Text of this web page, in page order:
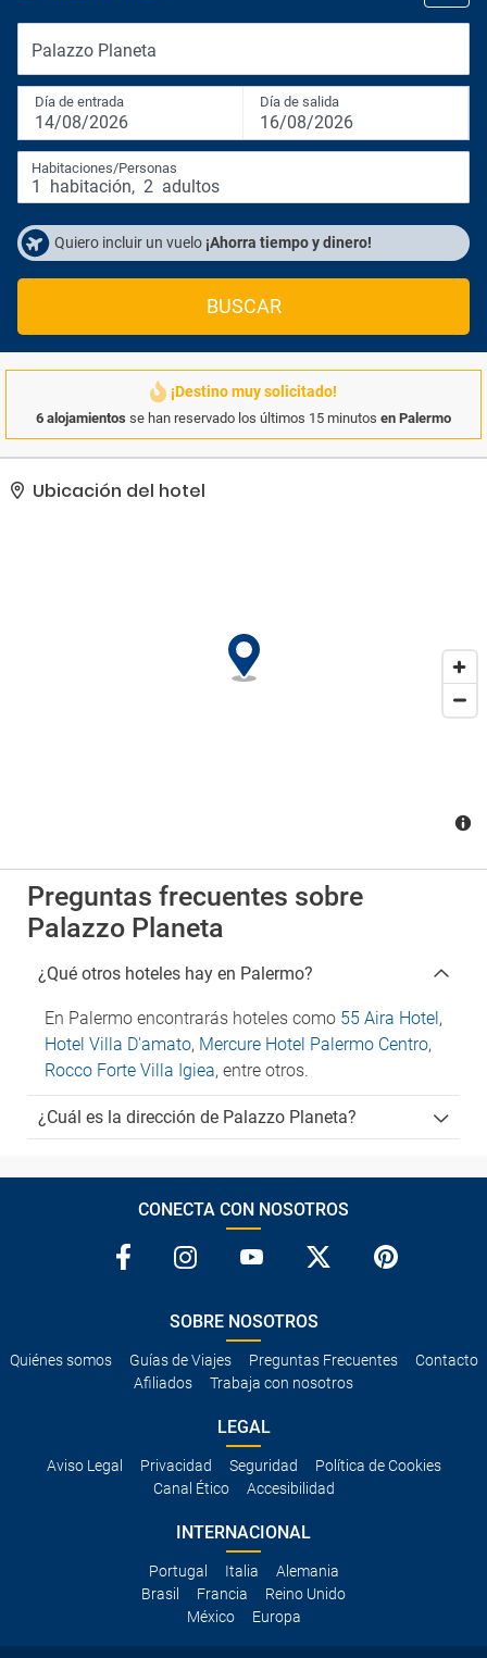
Palazzo Planeta
Día de entrada
14/08/2026
Día de salida
16/08/2026
Habitaciones/Personas
1 habitación, 2 adultos
Quiero incluir un vuelo ¡Ahorra tiempo y dinero!
BUSCAR
¡Destino muy solicitado!
6 alojamientos se han reservado los últimos 15 minutos en Palermo
Ubicación del hotel
Preguntas frecuentes sobre
Palazzo Planeta
¿Qué otros hoteles hay en Palermo?
En Palermo encontrarás hoteles como 55 Aira Hotel,
Hotel Villa D'amato, Mercure Hotel Palermo Centro,
Rocco Forte Villa Igiea, entre otros.
¿Cuál es la dirección de Palazzo Planeta?
CONECTA CON NOSOTROS
SOBRE NOSOTROS
Quiénes somos Guías de Viajes Preguntas Frecuentes
Contacto
Afiliados
Trabaja con nosotros
LEGAL
Aviso Legal Privacidad Seguridad
Política de Cookies
Canal Ético
Accesibilidad
INTERNACIONAL
Portugal Italia
Alemania
Brasil
Francia
Reino Unido
México
Europa